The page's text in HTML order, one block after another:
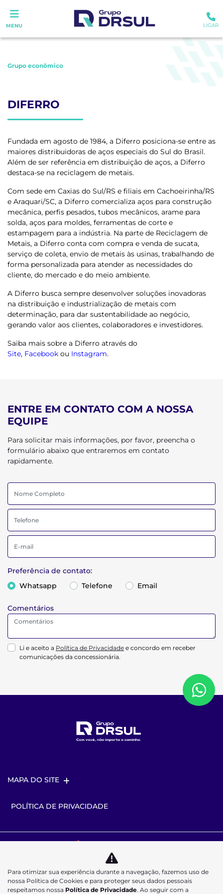
MENU LIGAR
Grupo econômico
DIFERRO
Fundada em agosto de 1984, a Diferro posiciona-se entre as
maiores distribuidoras de aços especiais do Sul do Brasil.
Além de ser referência em distribuição de aços, a Diferro
destaca-se na reciclagem de metais.
Com sede em Caxias do Sul/RS e filiais em Cachoeirinha/RS
e Araquari/SC, a Diferro comercializa aços para construção
mecânica, perfis pesados, tubos mecânicos, arame para
solda, aços para moldes, ferramentas de corte e
estampagem para a indústria. Na parte de Reciclagem de
Metais, a Diferro conta com compra e venda de sucata,
serviço de coleta, envio de metais às usinas, trabalhando de
forma personalizada para atender as necessidades do
cliente, do mercado e do meio ambiente.
A Diferro busca sempre desenvolver soluções inovadoras
na distribuição e industrialização de metais com
determinação, para dar sustentabilidade ao negócio,
gerando valor aos clientes, colaboradores e investidores.
Saiba mais sobre a Diferro através do
Site, Facebook ou Instagram.
ENTRE EM CONTATO COM A NOSSA
EQUIPE
Para solicitar mais informações, por favor, preencha o
formulário abaixo que entraremos em contato
rapidamente.
Preferência de contato:
Whatsapp
Telefone Email
Comentários
Li e aceito a Política de Privacidade e concordo em receber
comunicações da concessionária.
MAPA DO SITE
POLÍTICA DE PRIVACIDADE
Desacelere. Seu bem maior é a vida.
Para otimizar sua experiência durante a navegação, fazemos uso de
nossa Política de Cookies e para proteger seus dados pessoais
respeitamos nossa Política de Privacidade. Ao seguir com a